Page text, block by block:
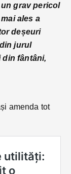
grav pericol
ales a
deșeuri
jurul
fântâni,
amenda tot